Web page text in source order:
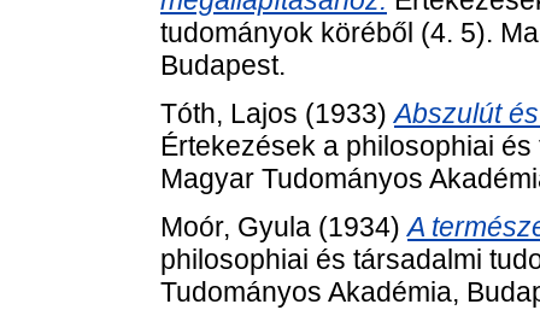
tudományok köréből (4. 5).
Budapest.
Tóth, Lajos (1933)Abszulút
Értekezések a philosophiai
Magyar Tudományos
Moór, Gyula (1934)A
philosophiai és társadalmi
Tudományos Akadémia,